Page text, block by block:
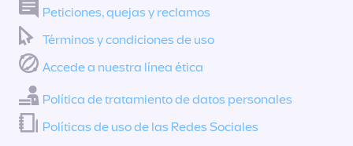
Peticiones, quejas y reclamos
Términos y condiciones de uso
Accede a nuestra línea ética
Política de tratamiento de datos personales
Políticas de uso de las Redes Sociales